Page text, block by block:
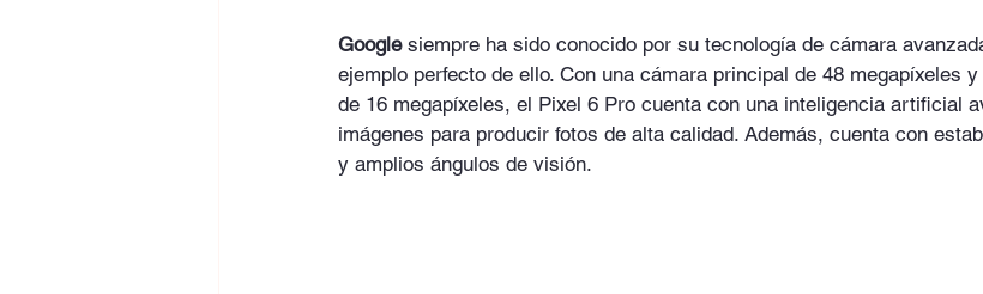
Google siempre ha sido conocido por su tecnología de cámara
ejemplo perfecto de ello. Con una cámara principal de 48 megapíxeles
de 16 megapíxeles, el Pixel 6 Pro cuenta con una inteligencia artificial
imágenes para producir fotos de alta calidad. Además, cuenta con
y amplios ángulos de visión.